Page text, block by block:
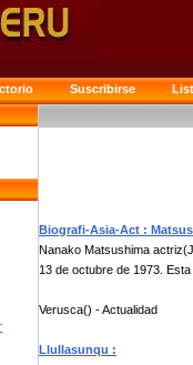
Suscribirse
Biografi-Asia-Act :
Nanako Matsushima
13 de octubre de 1973. Esta
Verusca() - Actualidad
Llullasunqu :